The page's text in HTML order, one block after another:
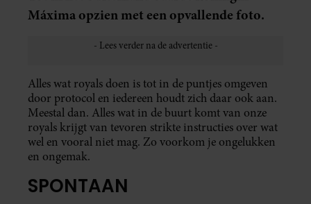
Máxima opzien met een opvallende foto.
Alles wat royals doen is tot in de puntjes omgeven
door protocol en iedereen houdt zich daar ook aan.
Meestal dan. Alles wat in de buurt komt van onze
royals krijgt van tevoren strikte instructies over wat
wel en vooral niet mag. Zo voorkom je ongelukken
en ongemak.
SPONTAAN